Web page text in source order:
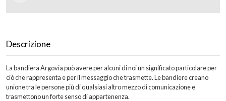
Descrizione
La bandiera Argovia può avere per alcuni di noi un significato particolare per
ciò che rappresenta e per il messaggio che trasmette. Le bandiere creano
unione tra le persone più di qualsiasi altro mezzo di comunicazione e
trasmettono un forte senso di appartenenza.